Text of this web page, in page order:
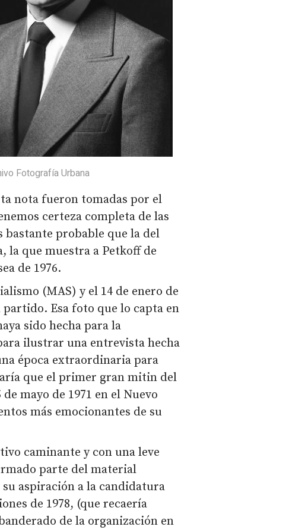
Fotografía Urbana
nota fueron tomadas por el
certeza completa de las
bastante probable que la del
la que muestra a Petkoff de
de 1976.
(MAS) y el 14 de enero de
Esa foto que lo capta en
sido hecha para la
ilustrar una entrevista hecha
época extraordinaria para
que el primer gran mitin del
mayo de 1971 en el Nuevo
más emocionantes de su
caminante y con una leve
parte del material
aspiración a la candidatura
de 1978, (que recaería
de la organización en